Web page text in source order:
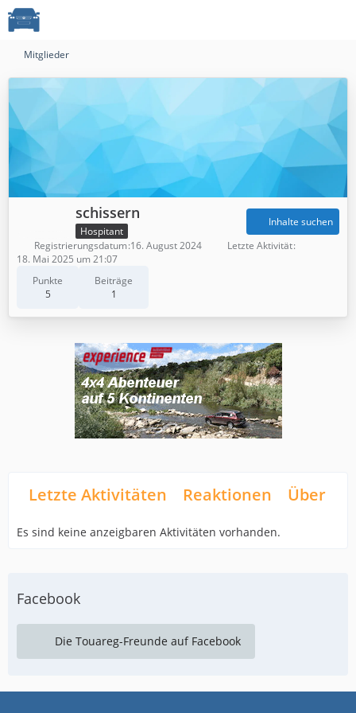
Mitglieder
schissern
Hospitant
Punkte
5
Beiträge
1
Inhalte suchen
Registrierungsdatum 16. August 2024
Letzte Aktivität
18. Mai 2025 um 21:07
Letzte Aktivitäten Reaktionen Über
Es sind keine anzeigbaren Aktivitäten vorhanden.
Facebook
Die Touareg-Freunde auf Facebook